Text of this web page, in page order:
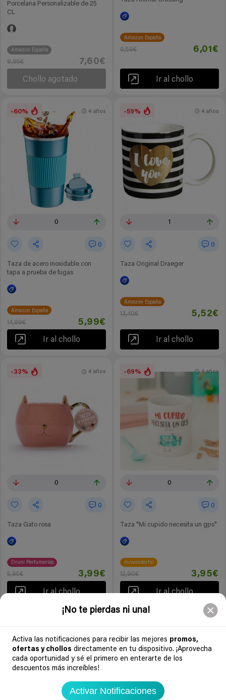
¡No te pierdas ni una!
Activa las notificaciones para recibir las mejores promos,
ofertas y chollos directamente en tu dispositivo. ¡Aprovecha
cada oportunidad y sé el primero en enterarte de los
descuentos más increíbles!
Activar Notificaciones
Porcelana Personalizable de 25
CL
Amazon España
8,95€ 7,60€
Chollo agotado
Amazon España
9,59€ 6,01€
Ir al chollo
-60%
0
0
Taza de acero inoxidable con
tapa a prueba de fugas
4 años
Amazon España
14,99€ 5,99€
Ir al chollo
-59%
1
0
Taza Original Draeger
4 años
Amazon España
13,40€ 5,52€
Ir al chollo
-33%
0
0
Taza Gato rosa
4 años
Druni Perfumerías
5,95€ 3,99€
Ir al chollo
-69%
0
0
Taza "Mi cupido necesita un gps"
4 años
mrwonderful
12,90€ 3,95€
Ir al chollo
nuestra web. Por ejemplo, en calidad de Afiliado de Amazon, se obtienen
ingresos por compras adscritas que cumplen requisitos aplicables. Esto no
determina que chollos se publican.
Soydechollos.com encuentra los mejores chollos y ofertas de hoy en tecnología,